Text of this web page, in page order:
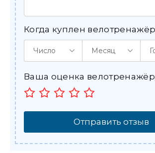
Ваша оценка
Когда куплен
Число Месяц
Отправить отзыв